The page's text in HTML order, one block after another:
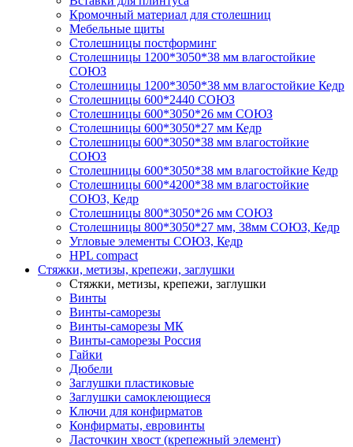
Кромочный материал для столешниц
Мебельные щиты
Столешницы постформинг
Столешницы 1200*3050*38 мм влагостойкие
СОЮЗ
Столешницы 1200*3050*38 мм влагостойкие Кедр
Столешницы 600*2440 СОЮЗ
Столешницы 600*3050*26 мм СОЮЗ
Столешницы 600*3050*27 мм Кедр
Столешницы 600*3050*38 мм влагостойкие
СОЮЗ
Столешницы 600*3050*38 мм влагостойкие Кедр
Столешницы 600*4200*38 мм влагостойкие
СОЮЗ, Кедр
Столешницы 800*3050*26 мм СОЮЗ
Столешницы 800*3050*27 мм, 38мм СОЮЗ, Кедр
Угловые элементы СОЮЗ, Кедр
HPL compact
Стяжки, метизы, крепежи, заглушки
Стяжки, метизы, крепежи, заглушки
Винты
Винты-саморезы
Винты-саморезы МК
Винты-саморезы Россия
Гайки
Дюбели
Заглушки пластиковые
Заглушки самоклеющиеся
Ключи для конфирматов
Конфирматы, евровинты
Ласточкин хвост (крепежный элемент)